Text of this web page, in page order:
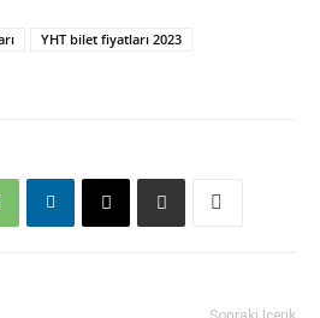
YHT bilet fiyatları 2023